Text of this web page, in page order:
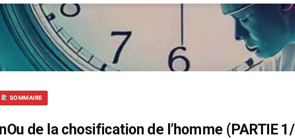
SOMMAIRE
de la chosification de l’homme (PARTIE